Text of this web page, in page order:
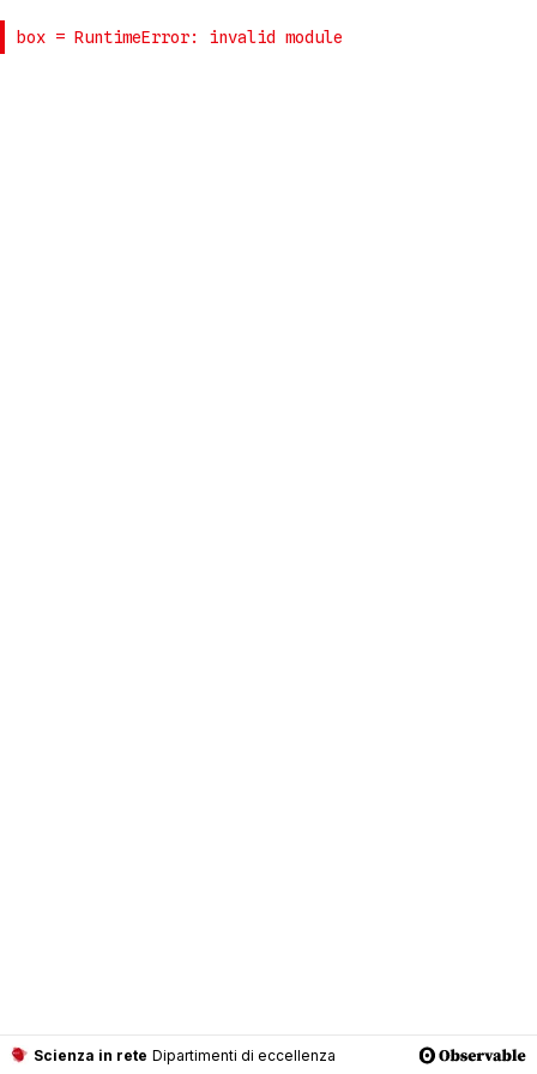
Scienza in rete Dipartimenti di eccellenza